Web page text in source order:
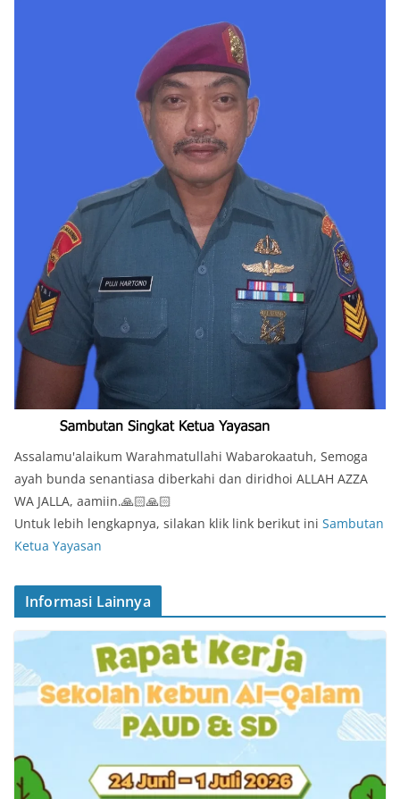
Assalamu'alaikum Warahmatullahi Wabarokaatuh, Semoga
ayah bunda senantiasa diberkahi dan diridhoi ALLAH AZZA
WA JALLA, aamiin.🙏🏻🙏🏻
Untuk lebih lengkapnya, silakan klik link berikut ini Sambutan
Ketua Yayasan
Informasi Lainnya